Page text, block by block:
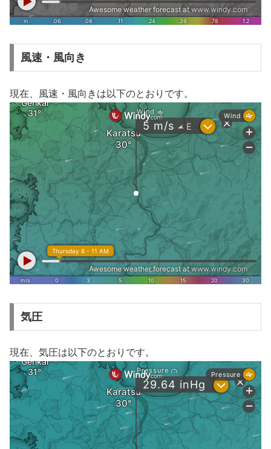
風速・風向き
現在、風速・風向きは以下のとおりです。
気圧
現在、気圧は以下のとおりです。